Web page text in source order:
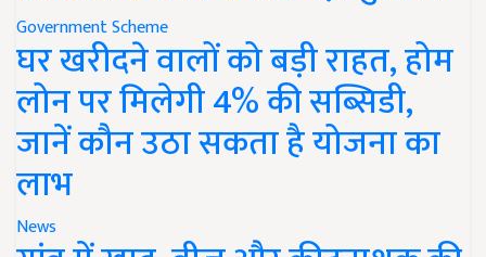
Government Scheme
घर खरीदने वालों को बड़ी राहत, होम
लोन पर मिलेगी 4% की सब्सिडी,
जानें कौन उठा सकता है योजना का
लाभ
News